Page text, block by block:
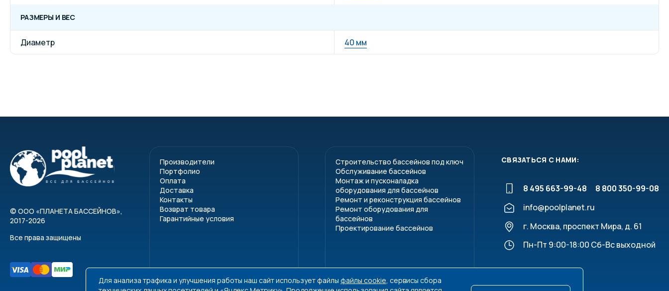
РАЗМЕРЫ И ВЕС
Диаметр 40 мм
© ООО «ПЛАНЕТА БАССЕЙНОВ»,
2017-2026
Все права защищены
Производители
Портфолио
Оплата
Доставка
Контакты
Возврат товара
Гарантийные условия
Строительство бассейнов под ключ
Обслуживание бассейнов
Монтаж и пусконаладка
оборудования для бассейнов
Ремонт и реконструкция бассейнов
Ремонт оборудования для
бассейнов
Проектирование бассейнов
СВЯЗАТЬСЯ С НАМИ:
8 495 663-99-48
8 800 350-99-08
info@poolplanet.ru
г. Москва, проспект Мира, д. 61
Пн-Пт 9:00-18:00 Сб-Вс выходной
Для анализа трафика и улучшения работы наш сайт использует файлы файлы cookie, сервисы сбора